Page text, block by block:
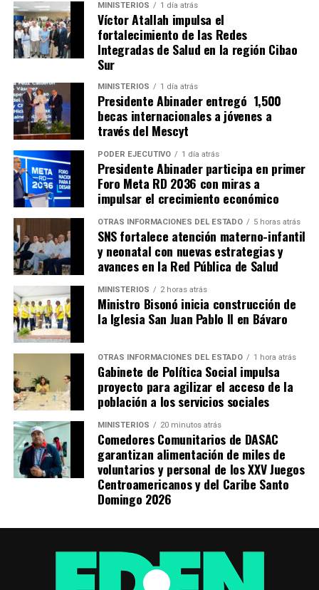
MINISTERIOS 1 día atrás
Víctor Atallah impulsa el
fortalecimiento de las Redes
Integradas de Salud en la región Cibao
Sur
MINISTERIOS 1 día atrás
Presidente Abinader entregó 1,500
becas internacionales a jóvenes a
través del Mescyt
PODER EJECUTIVO 1 día atrás
Presidente Abinader participa en primer
Foro Meta RD 2036 con miras a
impulsar el crecimiento económico
OTRAS INFORMACIONES DEL ESTADO 5 horas atrás
SNS fortalece atención materno-infantil
y neonatal con nuevas estrategias y
avances en la Red Pública de Salud
MINISTERIOS 2 horas atrás
Ministro Bisonó inicia construcción de
la Iglesia San Juan Pablo II en Bávaro
OTRAS INFORMACIONES DEL ESTADO 1 hora atrás
Gabinete de Política Social impulsa
proyecto para agilizar el acceso de la
población a los servicios sociales
MINISTERIOS 20 minutos atrás
Comedores Comunitarios de DASAC
garantizan alimentación de miles de
voluntarios y personal de los XXV Juegos
Centroamericanos y del Caribe Santo
Domingo 2026